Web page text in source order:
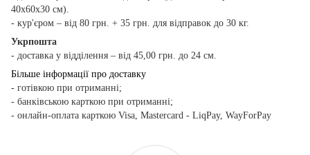
40х60х30 см).
- кур'єром – від 80 грн. + 35 грн. для відправок до 30 кг.
Укрпошта
- доставка у відділення – від 45,00 грн. до 24 см.
Більше інформації про доставку
- готівкою при отриманні;
- банківською карткою при отриманні;
- онлайн-оплата карткою Visa, Mastercard - LiqPay, WayForPay